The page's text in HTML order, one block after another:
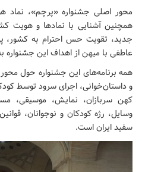
محور اصلی جشنواره «پرچم»، نماد
همچنین آشنایی با نمادها و هویت
جدید، تقویت حس احترام به کشور،
عاطفی با میهن از اهداف این جشنواره
همه برنامه‌های این جشنواره حول
و داستان‌خوانی، اجرای سرود توسط
کهن سربازان، نمایش، موسیقی،
وسایل، رژه کودکان و نوجوانان،
سفید ایران است.